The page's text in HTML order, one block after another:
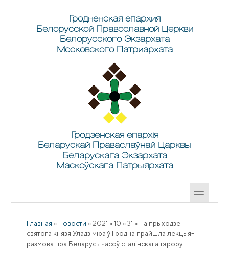
Гродненская епархия
Белорусской Православной Церкви
Белорусского Экзархата
Московского Патриархата
Гродзенская епархія
Беларускай Праваслаўнай Царквы
Беларускага Экзархата
Маскоўскага Патрыярхата
Главная » Новости » 2021 » 10 » 31 » На прыходзе
святога князя Уладзіміра ў Гродна прайшла лекцыя-
размова пра Беларусь часоў сталінскага тэрору